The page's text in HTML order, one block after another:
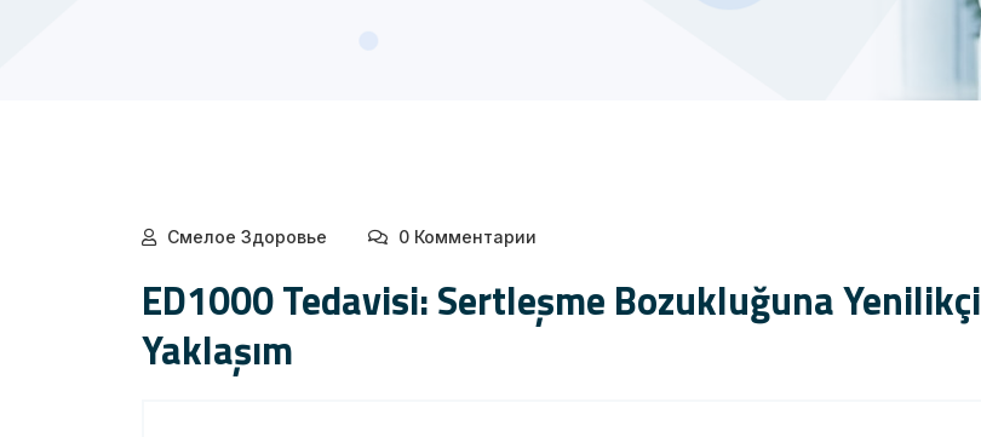
Смелое Здоровье 0 Комментарии
ED1000 Tedavisi: Sertleşme Bozukluğuna Yenilikçi
Yaklaşım